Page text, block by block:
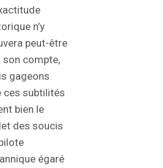
n’y
peut-être
son compte,
gageons
ces subtilités
bien le
des soucis
égaré